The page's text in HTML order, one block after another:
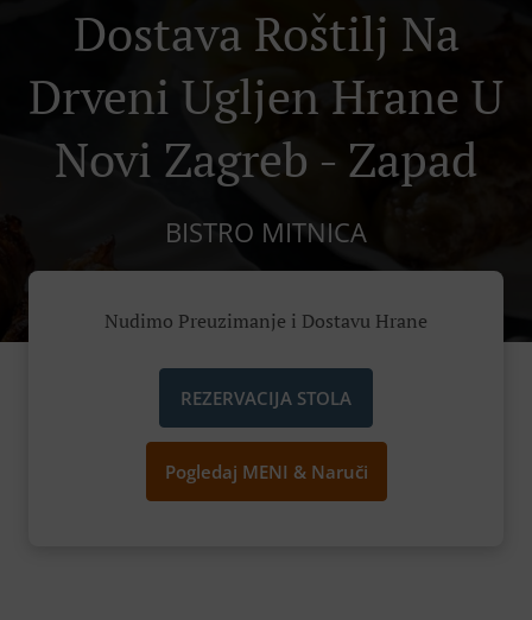
Dostava Roštilj Na
Drveni Ugljen Hrane U
Novi Zagreb - Zapad
BISTRO MITNICA
Nudimo Preuzimanje i Dostavu Hrane
REZERVACIJA STOLA
Pogledaj MENI & Naruči